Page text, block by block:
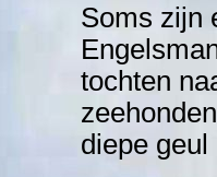
Soms zijn
tochten
diepe geul